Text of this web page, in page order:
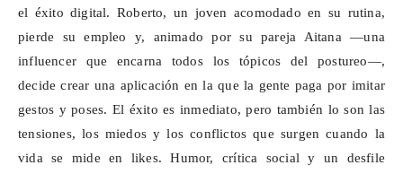
el éxito digital. Roberto, un joven acomodado en su rutina,
pierde su empleo y, animado por su pareja Aitana —una
influencer que encarna todos los tópicos del postureo—,
decide crear una aplicación en la que la gente paga por imitar
gestos y poses. El éxito es inmediato, pero también lo son las
tensiones, los miedos y los conflictos que surgen cuando la
vida se mide en likes. Humor, crítica social y un desfile